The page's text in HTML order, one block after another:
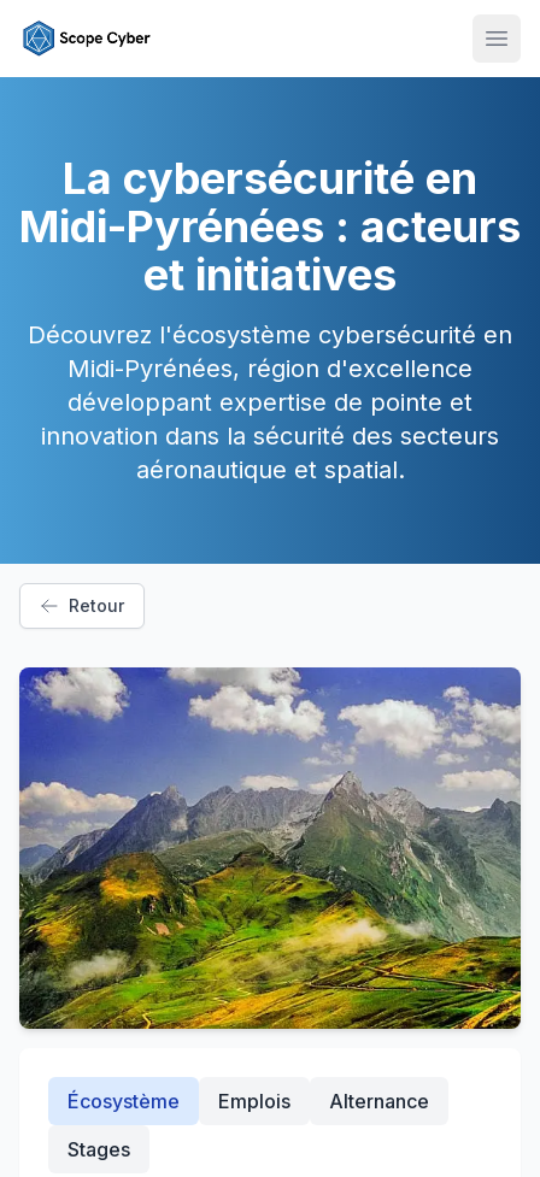
La cybersécurité en
Midi-Pyrénées : acteurs
et initiatives
Découvrez l'écosystème cybersécurité en
Midi-Pyrénées, région d'excellence
développant expertise de pointe et
innovation dans la sécurité des secteurs
aéronautique et spatial.
Retour
Écosystème Emplois
Alternance
Stages